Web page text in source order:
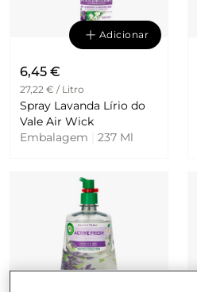
Adicionar
6,45 €
27,22 € / Litro
Spray Lavanda Lírio do
Vale Air Wick
Embalagem
237 Ml